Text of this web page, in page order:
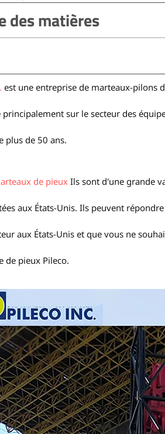
des matières
est une entreprise de marteaux-pilons
principalement sur le secteur des
plus de 50 ans.
de pieux Ils sont d'une grande
aux États-Unis. Ils peuvent
aux États-Unis et que vous ne
de pieux Pileco.